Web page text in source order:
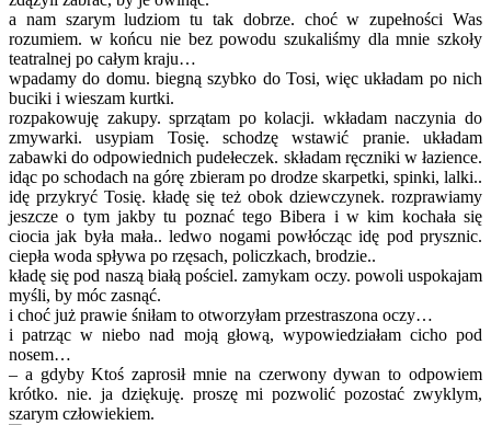
a nam szarym ludziom tu tak dobrze. choć w zupełności Was
rozumiem. w końcu nie bez powodu szukaliśmy dla mnie szkoły
teatralnej po całym kraju…
wpadamy do domu. biegną szybko do Tosi, więc układam po nich
buciki i wieszam kurtki.
rozpakowuję zakupy. sprzątam po kolacji. wkładam naczynia do
zmywarki. usypiam Tosię. schodzę wstawić pranie. układam
zabawki do odpowiednich pudełeczek. składam ręczniki w łazience.
idąc po schodach na górę zbieram po drodze skarpetki, spinki, lalki..
idę przykryć Tosię. kładę się też obok dziewczynek. rozprawiamy
jeszcze o tym jakby tu poznać tego Bibera i w kim kochała się
ciocia jak była mała.. ledwo nogami powłócząc idę pod prysznic.
ciepła woda spływa po rzęsach, policzkach, brodzie..
kładę się pod naszą białą pościel. zamykam oczy. powoli uspokajam
myśli, by móc zasnąć.
i choć już prawie śniłam to otworzyłam przestraszona oczy…
i patrząc w niebo nad moją głową, wypowiedziałam cicho pod
nosem…
– a gdyby Ktoś zaprosił mnie na czerwony dywan to odpowiem
krótko. nie. ja dziękuję. proszę mi pozwolić pozostać zwyklym,
szarym człowiekiem.